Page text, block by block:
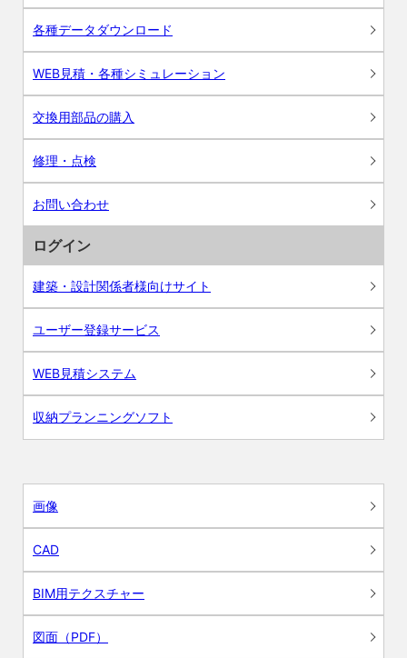
各種データダウンロード
WEB見積・各種シミュレーション
交換用部品の購入
修理・点検
お問い合わせ
ログイン
建築・設計関係者様向けサイト
ユーザー登録サービス
WEB見積システム
収納プランニングソフト
画像
CAD
BIM用テクスチャー
図面（PDF）